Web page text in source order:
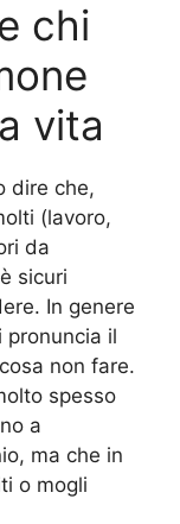
chi
vita
dire che,
(lavoro,
da
sicuri
In genere
pronuncia il
non fare.
spesso
a
ma che in
o mogli